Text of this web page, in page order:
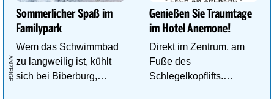
Sommerlicher Spaß im
Familypark
Wem das Schwimmbad
zu langweilig ist, kühlt
sich bei Biberburg,
Genießen Sie Traumtage
im Hotel Anemone!
Direkt im Zentrum, am
Fuße des
Schlegelkopflifts.